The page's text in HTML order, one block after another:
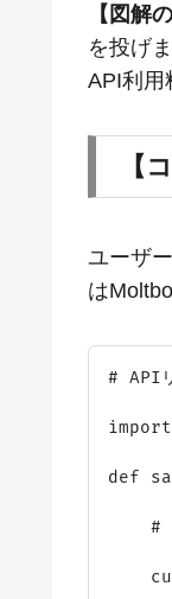
【図解
を投げ
API利用
【
ユーザ
は
# API
def
#